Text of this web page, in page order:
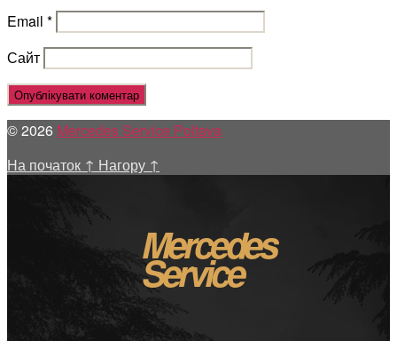
Email *
Сайт
© 2026 Mercedes Service Poltava
На початок ↑ Нагору ↑
Mercedes
Service